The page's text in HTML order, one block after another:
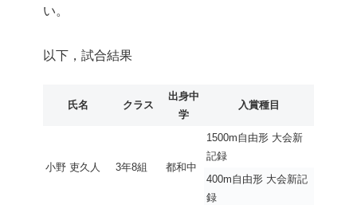
い。
以下，試合結果
氏名 クラス
出身中
学
入賞種目
小野 吏久人 3年8組 都和中
1500m自由形 大会新
記録
400m自由形 大会新記
録